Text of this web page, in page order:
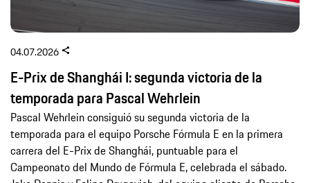
04.07.2026
E-Prix de Shanghái I: segunda victoria de la
temporada para Pascal Wehrlein
Pascal Wehrlein consiguió su segunda victoria de la
temporada para el equipo Porsche Fórmula E en la primera
carrera del E-Prix de Shanghái, puntuable para el
Campeonato del Mundo de Fórmula E, celebrada el sábado.